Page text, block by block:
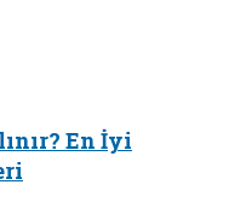
En İyi